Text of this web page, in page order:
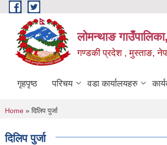
Skip to main content
लोमन्थाङ
गण्डकी प्रदेश , मुस्ताङ,
गृहपृष्ठ परिचय वडा कार्यालयहरु
You are here
Home » दिलिप पुर्जा
दिलिप पुर्जा